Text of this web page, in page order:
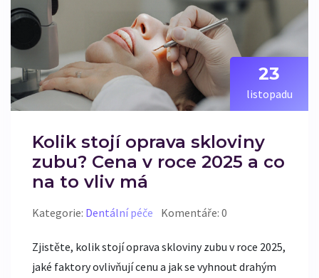
23
listopadu
Kolik stojí oprava skloviny
zubu? Cena v roce 2025 a co
na to vliv má
Kategorie: Dentální péče Komentáře: 0
Zjistěte, kolik stojí oprava skloviny zubu v roce 2025,
jaké faktory ovlivňují cenu a jak se vyhnout drahým